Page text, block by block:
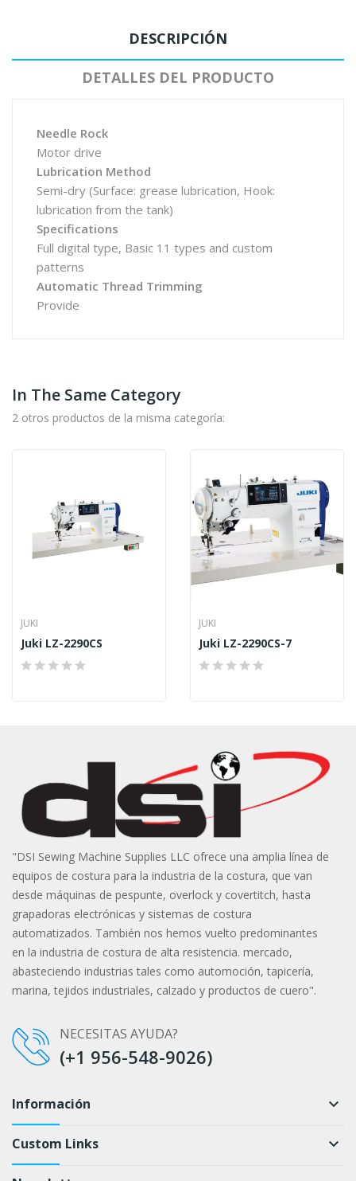
DESCRIPCIÓN
DETALLES DEL PRODUCTO
Needle Rock
Motor drive
Lubrication Method
Semi-dry (Surface: grease lubrication, Hook:
lubrication from the tank)
Specifications
Full digital type, Basic 11 types and custom
patterns
Automatic Thread Trimming
Provide
In The Same Category
2 otros productos de la misma categoría:
JUKI
Juki LZ-2290CS
JUKI
Juki LZ-2290CS-7
"DSI Sewing Machine Supplies LLC ofrece una amplia línea de
equipos de costura para la industria de la costura, que van
desde máquinas de pespunte, overlock y covertitch, hasta
grapadoras electrónicas y sistemas de costura
automatizados. También nos hemos vuelto predominantes
en la industria de costura de alta resistencia. mercado,
abasteciendo industrias tales como automoción, tapicería,
marina, tejidos industriales, calzado y productos de cuero".
NECESITAS AYUDA?
(+1 956-548-9026)
Información keyboard_arrow_down
Custom Links keyboard_arrow_down